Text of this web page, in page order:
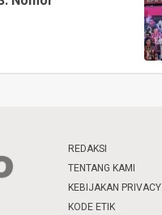
REDAKSI
TENTANG KAMI
KEBIJAKAN PRIVACY
KODE ETIK